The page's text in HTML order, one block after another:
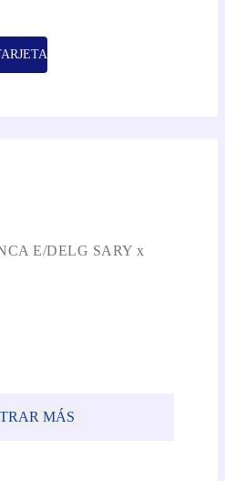
E/DELG SARY x
MÁS